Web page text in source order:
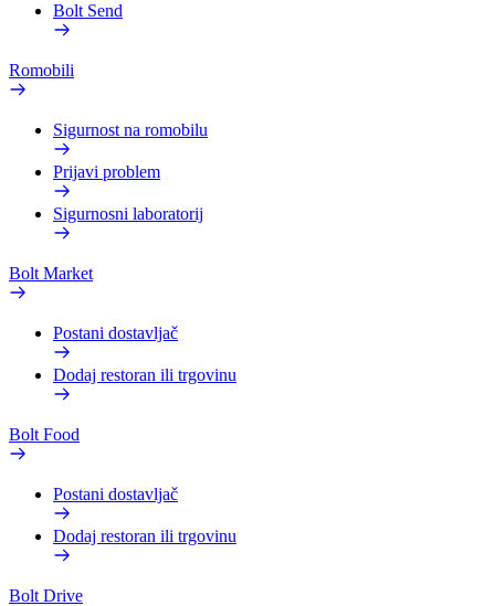
Bolt Send
Romobili
Sigurnost na romobilu
Prijavi problem
Sigurnosni laboratorij
Bolt Market
Postani dostavljač
Dodaj restoran ili trgovinu
Bolt Food
Postani dostavljač
Dodaj restoran ili trgovinu
Bolt Drive